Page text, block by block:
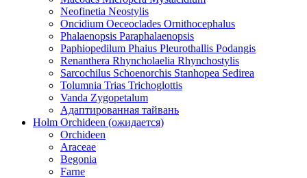
Neofinetia Neostylis
Oncidium Oeceoclades Ornithocephalus
Phalaenopsis Paraphalaenopsis
Paphiopedilum Phaius Pleurothallis Podangis
Renanthera Rhyncholaelia Rhynchostylis
Sarcochilus Schoenorchis Stanhopea Sedirea
Tolumnia Trias Trichoglottis
Vanda Zygopetalum
Адаптированная тайвань
Holm Orchideen (ожидается)
Orchideen
Araceae
Begonia
Farne